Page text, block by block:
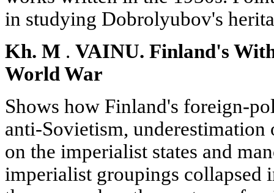
in studying Dobrolyubov's
Kh. M . VAINU. Finland's
World War
Shows how Finland's foreign-
anti-Sovietism,
on the imperialist states and
imperialist groupings collapsed